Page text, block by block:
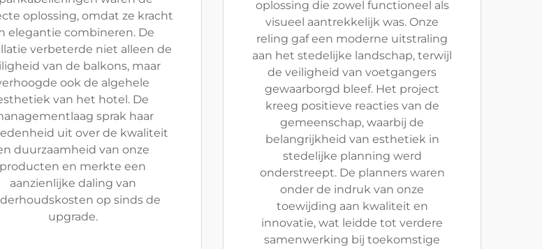
oplossing, omdat ze kracht
elegantie combineren. De
verbeterde niet alleen de
van de balkons, maar
ook de algehele
van het hotel. De
sprak haar
uit over de kwaliteit
duurzaamheid van onze
producten en merkte een
aanzienlijke daling van
op sinds de
upgrade.
oplossing die zowel functioneel als
visueel aantrekkelijk was. Onze
reling gaf een moderne uitstraling
aan het stedelijke landschap, terwijl
de veiligheid van voetgangers
gewaarborgd bleef. Het project
kreeg positieve reacties van de
gemeenschap, waarbij de
belangrijkheid van esthetiek in
stedelijke planning werd
onderstreept. De planners waren
onder de indruk van onze
toewijding aan kwaliteit en
innovatie, wat leidde tot verdere
samenwerking bij toekomstige